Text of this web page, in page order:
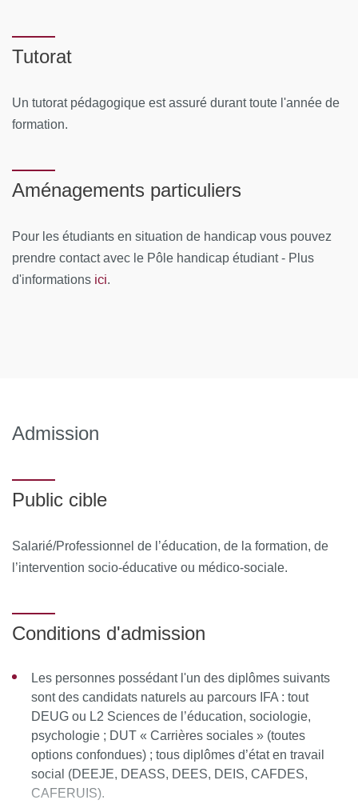
Tutorat
Un tutorat pédagogique est assuré durant toute l'année de
formation.
Aménagements particuliers
Pour les étudiants en situation de handicap vous pouvez
prendre contact avec le Pôle handicap étudiant - Plus
d'informations ici.
Admission
Public cible
Salarié/Professionnel de l’éducation, de la formation, de
l’intervention socio-éducative ou médico-sociale.
Conditions d'admission
Les personnes possédant l'un des diplômes suivants
sont des candidats naturels au parcours IFA : tout
DEUG ou L2 Sciences de l’éducation, sociologie,
psychologie ; DUT « Carrières sociales » (toutes
options confondues) ; tous diplômes d’état en travail
social (DEEJE, DEASS, DEES, DEIS, CAFDES,
CAFERUIS).